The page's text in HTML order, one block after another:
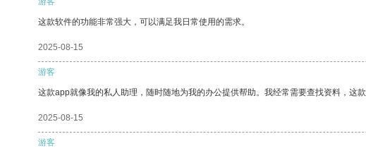
这款软件的功能非常强大，可以满足我日常使用的需求。
2025-08-15
游客
这款app就像我的私人助理，随时随地为我的办公提供帮助。我经常需要查找资料，这
2025-08-15
游客